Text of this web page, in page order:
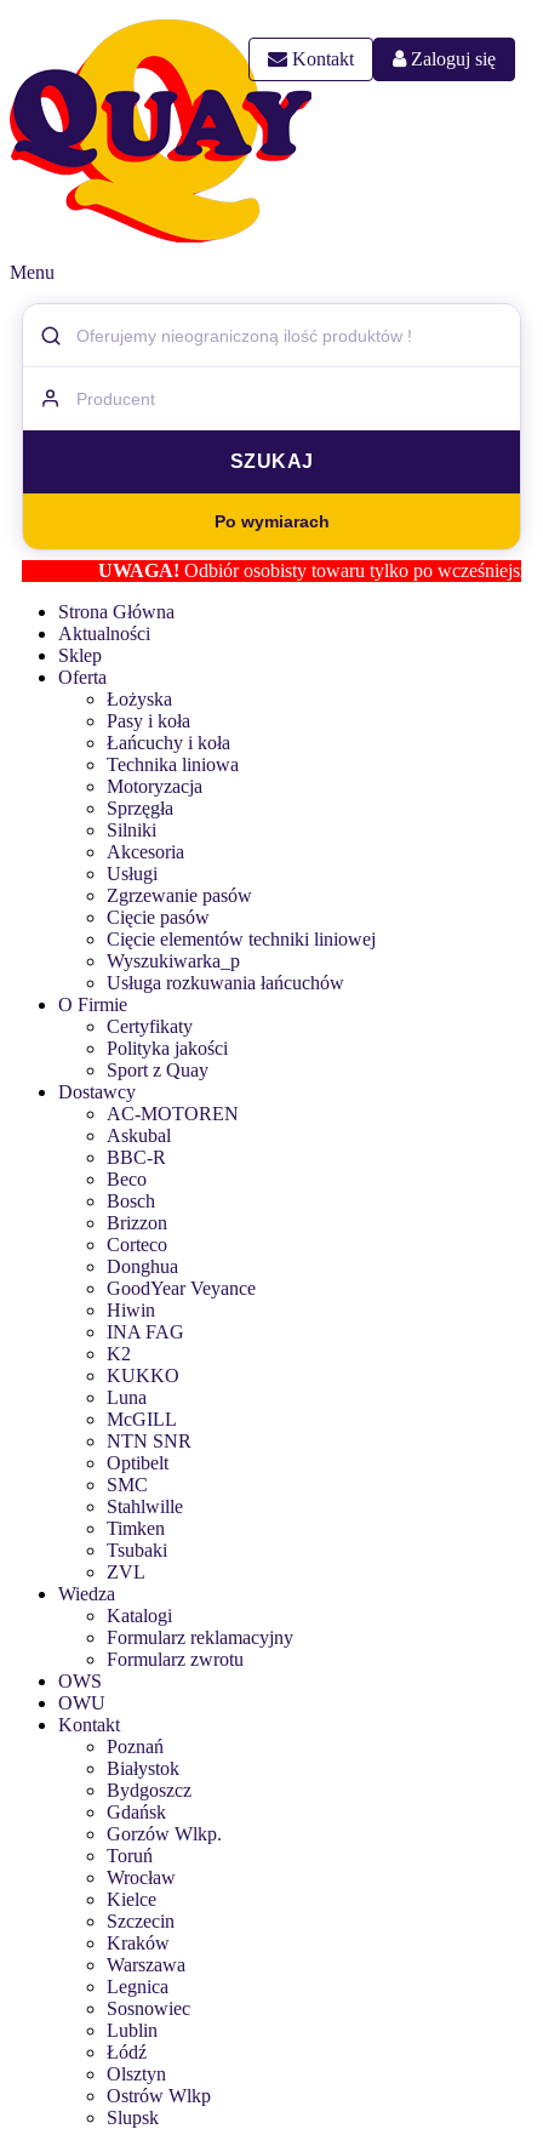
Kontakt Zaloguj się
Menu
Po wymiarach
UWAGA!Odbiór osobisty towaru tylko po wcześniejszym
Strona Główna
Aktualności
Sklep
Oferta
Łożyska
Pasy i koła
Łańcuchy i koła
Technika liniowa
Motoryzacja
Sprzęgła
Silniki
Akcesoria
Usługi
Zgrzewanie pasów
Cięcie pasów
Cięcie elementów techniki liniowej
Wyszukiwarka_p
Usługa rozkuwania łańcuchów
O Firmie
Certyfikaty
Polityka jakości
Sport z Quay
Dostawcy
AC-MOTOREN
Askubal
BBC-R
Beco
Bosch
Brizzon
Corteco
Donghua
GoodYear Veyance
Hiwin
INA FAG
K2
KUKKO
Luna
McGILL
NTN SNR
Optibelt
SMC
Stahlwille
Timken
Tsubaki
ZVL
Wiedza
Katalogi
Formularz reklamacyjny
Formularz zwrotu
OWS
OWU
Kontakt
Poznań
Białystok
Bydgoszcz
Gdańsk
Gorzów Wlkp.
Toruń
Wrocław
Kielce
Szczecin
Kraków
Warszawa
Legnica
Sosnowiec
Lublin
Łódź
Olsztyn
Ostrów Wlkp
Slupsk